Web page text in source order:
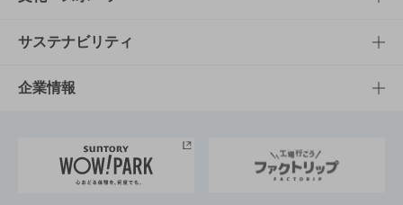
商品発売情報
栄養成分一覧
キャンペーン
工場見学
地域情報
文化・スポーツTOP
サントリーホール
サントリーサンバーズ大阪
サステナビリティ
サステナビリティTOP
サントリーが考えるサステナビリティ経営
企業情報
企業概要